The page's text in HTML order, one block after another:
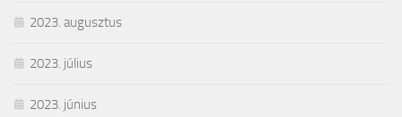
2023. augusztus
2023. július
2023. június